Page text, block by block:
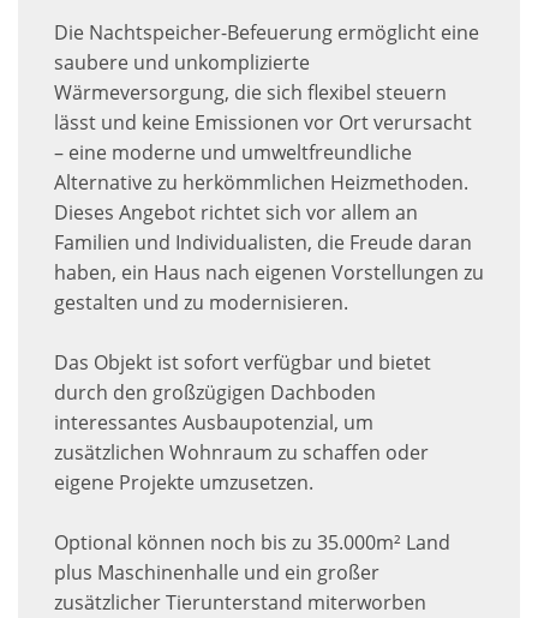
Die Nachtspeicher-Befeuerung ermöglicht eine
saubere und unkomplizierte
Wärmeversorgung, die sich flexibel steuern
lässt und keine Emissionen vor Ort verursacht
– eine moderne und umweltfreundliche
Alternative zu herkömmlichen Heizmethoden.
Dieses Angebot richtet sich vor allem an
Familien und Individualisten, die Freude daran
haben, ein Haus nach eigenen Vorstellungen zu
gestalten und zu modernisieren.
Das Objekt ist sofort verfügbar und bietet
durch den großzügigen Dachboden
interessantes Ausbaupotenzial, um
zusätzlichen Wohnraum zu schaffen oder
eigene Projekte umzusetzen.
Optional können noch bis zu 35.000m² Land
plus Maschinenhalle und ein großer
zusätzlicher Tierunterstand miterworben